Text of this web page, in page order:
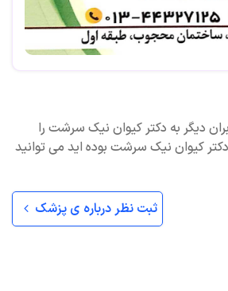
دیگر به دکتر کیوان نیک سرشت را
کیوان نیک سرشت بوده اید می توانید
ثبت نظر درباره ی پزشک